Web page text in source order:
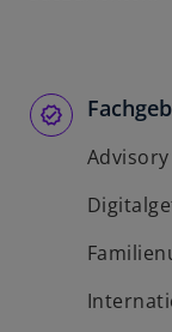
Advisory